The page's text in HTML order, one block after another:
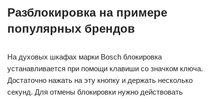
Разблокировка на примере
популярных брендов
На духовых шкафах марки Bosch блокировка
устанавливается при помощи клавиши со значком ключа.
Достаточно нажать на эту кнопку и держать несколько
секунд. Для отмены блокировки нужно действовать